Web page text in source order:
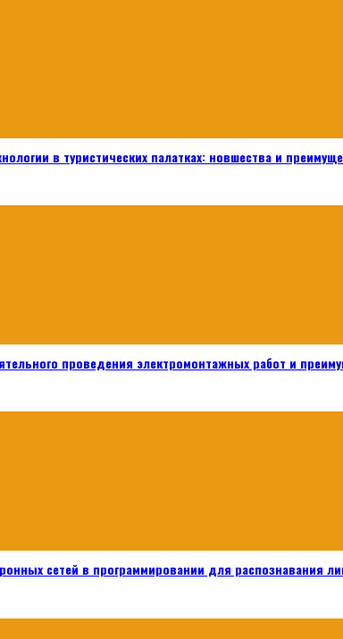
в туристических палатках: новшества и
проведения электромонтажных работ и
сетей в программировании для распознавания